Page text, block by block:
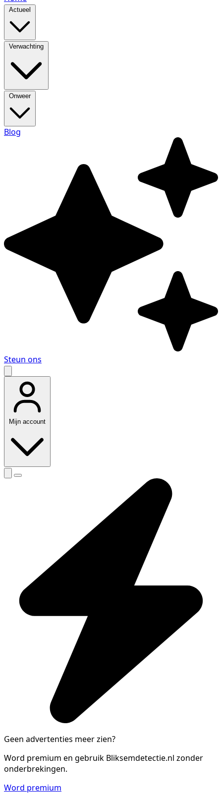
Actueel
Verwachting
Onweer
Blog
Steun ons
Mijn account
Geen advertenties meer zien?
Word premium en gebruik Bliksemdetectie.nl zonder
onderbrekingen.
Word premium